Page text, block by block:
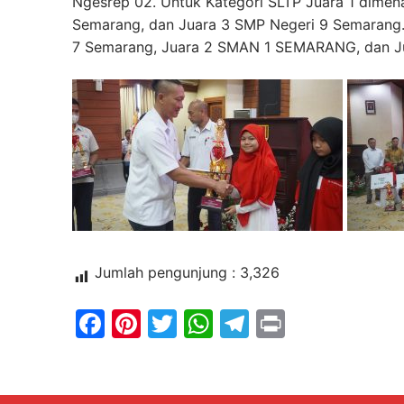
Semarang, dan Juara 3 SMP Negeri 9
7 Semarang, Juara 2 SMAN 1 SEMARANG, dan
Jumlah pengunjung : 3,326
Facebook
Pinterest
Twitter
WhatsApp
Telegram